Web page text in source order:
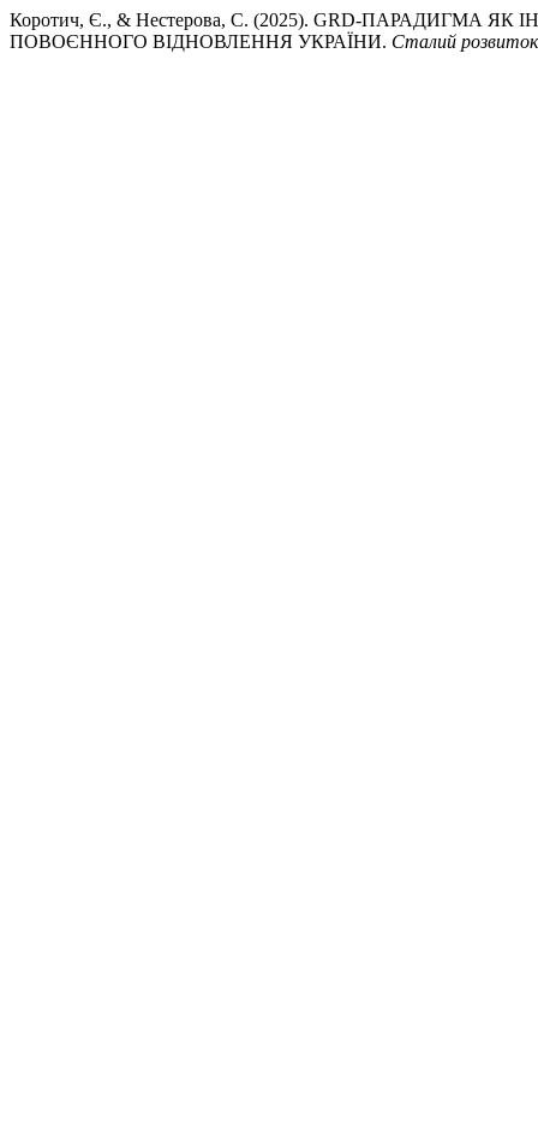
Коротич, Є., & Нестерова, С. (2025). GRD-ПАРАДИГМА
ПОВОЄННОГО ВІДНОВЛЕННЯ УКРАЇНИ. Сталий розвиток